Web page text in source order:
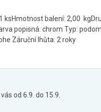
ksHmotnost balení: 2,00
popisná: chrom Typ:
Záruční lhůta: 2 roky
od 6.9. do 15.9.